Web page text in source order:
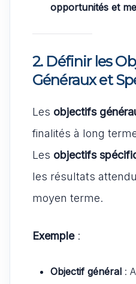
opportunités et
2. Définir les
Généraux et
Les objectifs
finalités à long
Les objectifs
les résultats
moyen terme.
Exemple:
Objectif général :